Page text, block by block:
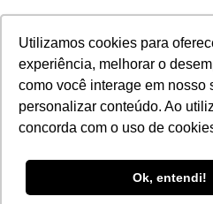
Utilizamos cookies para
experiência, melhorar o
como você interage em nosso
personalizar conteúdo. Ao
concorda com o uso de
Ok, entendi!
Utilizamos cookies para
experiência, melhorar o
como você interage em nosso
personalizar conteúdo. Ao
concorda com o uso de
Ok, entendi!